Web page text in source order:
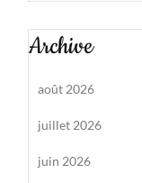
Archive
août 2026
juillet 2026
juin 2026